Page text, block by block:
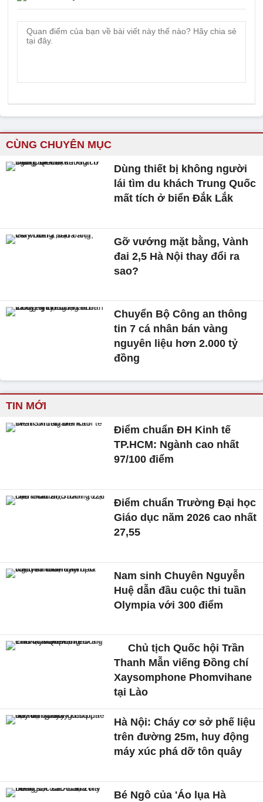
CÙNG CHUYÊN MỤC
Dùng thiết bị không người
lái tìm du khách Trung Quốc
mất tích ở biển Đắk Lắk
Gỡ vướng mặt bằng, Vành
đai 2,5 Hà Nội thay đổi ra
sao?
Chuyển Bộ Công an thông
tin 7 cá nhân bán vàng
nguyên liệu hơn 2.000 tỷ
đồng
TIN MỚI
Điểm chuẩn ĐH Kinh tế
TP.HCM: Ngành cao nhất
97/100 điểm
Điểm chuẩn Trường Đại học
Giáo dục năm 2026 cao nhất
27,55
Nam sinh Chuyên Nguyễn
Huệ dẫn đầu cuộc thi tuần
Olympia với 300 điểm
Chủ tịch Quốc hội Trần
Thanh Mẫn viếng Đồng chí
Xaysomphone Phomvihane
tại Lào
Hà Nội: Cháy cơ sở phế liệu
trên đường 25m, huy động
máy xúc phá dỡ tôn quây
Bé Ngô của 'Áo lụa Hà